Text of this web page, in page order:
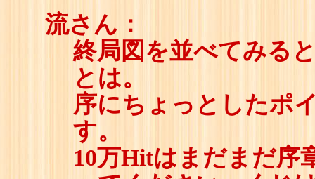
流さん：
終局図を並べてみる
とは。
序にちょっとしたポ
す。
10万Hitはまだまだ序